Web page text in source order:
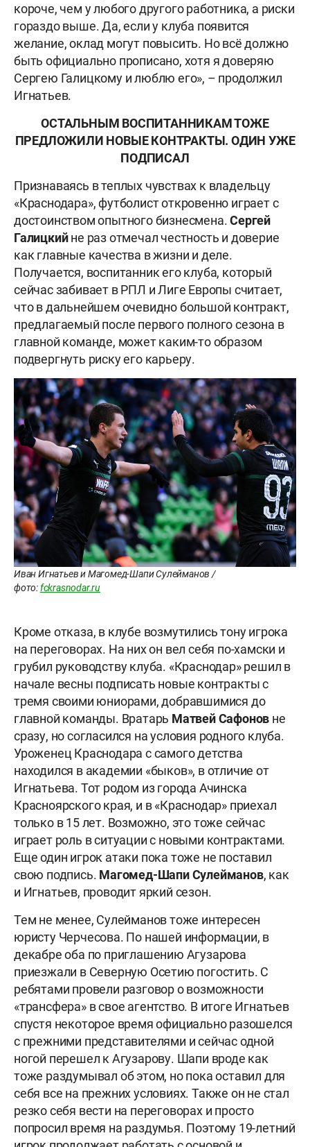
короче, чем у любого другого работника, а риски
гораздо выше. Да, если у клуба появится
желание, оклад могут повысить. Но всё должно
быть официально прописано, хотя я доверяю
Сергею Галицкому и люблю его», – продолжил
Игнатьев.
ОСТАЛЬНЫМ ВОСПИТАННИКАМ ТОЖЕ
ПРЕДЛОЖИЛИ НОВЫЕ КОНТРАКТЫ. ОДИН УЖЕ
ПОДПИСАЛ
Признаваясь в теплых чувствах к владельцу
«Краснодара», футболист откровенно играет с
достоинством опытного бизнесмена.Сергей
Галицкийне раз отмечал честность и доверие
как главные качества в жизни и деле.
Получается, воспитанник его клуба, который
сейчас забивает в РПЛ и Лиге Европы считает,
что в дальнейшем очевидно большой контракт,
предлагаемый после первого полного сезона в
главной команде, может каким-то образом
подвергнуть риску его карьеру.
Иван Игнатьев и Магомед-Шапи Сулейманов /
фото:fckrasnodar.ru
Кроме отказа, в клубе возмутились тону игрока
на переговорах. На них он вел себя по-хамски и
грубил руководству клуба. «Краснодар» решил в
начале весны подписать новые контракты с
тремя своими юниорами, добравшимися до
главной команды. Вратарь Матвей Сафонов не
сразу, но согласился на условия родного клуба.
Уроженец Краснодара с самого детства
находился в академии «быков», в отличие от
Игнатьева. Тот родом из города Ачинска
Красноярского края, и в «Краснодар» приехал
только в 15 лет. Возможно, это тоже сейчас
играет роль в ситуации с новыми контрактами.
Еще один игрок атаки пока тоже не поставил
свою подпись. Магомед-Шапи Сулейманов, как
и Игнатьев, проводит яркий сезон.
Тем не менее, Сулейманов тоже интересен
юристу Черчесова. По нашей информации, в
декабре оба по приглашению Агузарова
приезжали в Северную Осетию погостить. С
ребятами провели разговор о возможности
«трансфера» в свое агентство. В итоге Игнатьев
спустя некоторое время официально разошелся
с прежними представителями и сейчас одной
ногой перешел к Агузарову. Шапи вроде как
тоже раздумывал об этом, но пока оставил для
себя все на прежних условиях. Также он не стал
резко себя вести на переговорах и просто
попросил время на раздумья. Поэтому 19-летний